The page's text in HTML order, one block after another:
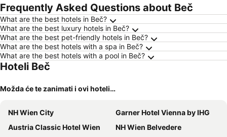
Frequently Asked Questions about Beč
What are the best hotels in Beč?
What are the best luxury hotels in Beč?
What are the best pet-friendly hotels in Beč?
What are the best hotels with a spa in Beč?
What are the best hotels with a pool in Beč?
Hoteli Beč
Možda će te zanimati i ovi hoteli…
NH Wien City
Garner Hotel Vienna by IHG
Austria Classic Hotel Wien
NH Wien Belvedere